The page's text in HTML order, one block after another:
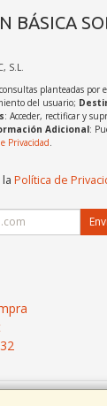
BÁSICA
S.L.
planteadas
del usuario;
: Acceder, rectificar y
Adicional:
Privacidad
Política de